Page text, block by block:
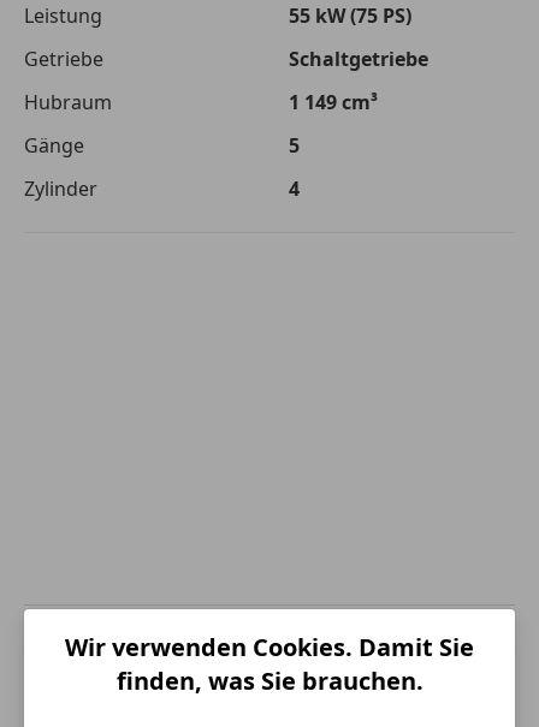
Leistung
55 kW (75 PS)
Getriebe
Schaltgetriebe
Hubraum
1 149 cm³
Gänge
5
Zylinder
4
Energieverbrauch
Wir verwenden Cookies. Damit Sie
finden, was Sie brauchen.